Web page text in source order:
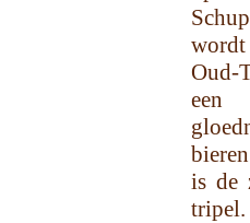
Oud-
een
is de
tripel.